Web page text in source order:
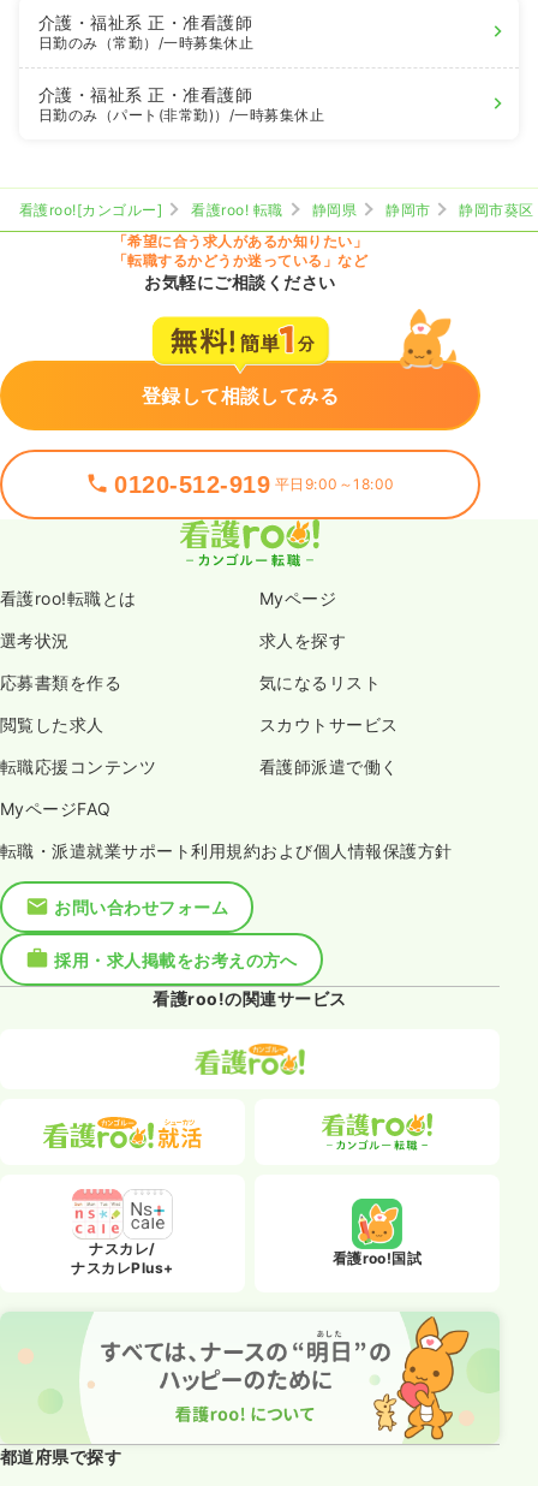
介護・福祉系正・准看護師
日勤のみ（常勤） /一時募集休止
介護・福祉系正・准看護師
日勤のみ（パート(非常勤)） /一時募集休止
看護roo![カンゴルー] 看護roo! 転職 静岡県 静岡市
静岡市葵区
「希望に合う求人があるか知りたい」
「転職するかどうか迷っている」など
お気軽にご相談ください
登録して相談してみる
0120-512-919 平日9:00～18:00
看護roo!転職とは Myページ
選考状況 求人を探す
応募書類を作る 気になるリスト
閲覧した求人 スカウトサービス
転職応援コンテンツ 看護師派遣で働く
MyページFAQ
転職・派遣就業サポート利用規約および個人情報保護方針
お問い合わせフォーム
採用・求人掲載をお考えの方へ
看護roo!の関連サービス
ナスカレ/
ナスカレPlus+
看護roo!国試
都道府県で探す